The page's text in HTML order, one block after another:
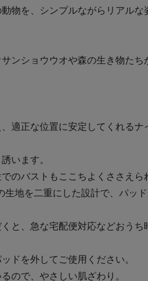
物を、シンプルながらリアルな
ンショウウオや森の生き物たち
適正な位置に安定してくれるナ
います。
のバストもここちよくささえら
地を二重にした設計で、パッド
と、急な宅配便対応などおうち
ドを外してご使用ください。
ので、やさしい肌ざわり。